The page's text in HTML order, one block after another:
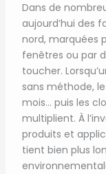
Dans de
aujourd’hui des
nord, marquées
fenêtres ou par
toucher.
sans méthode,
mois… puis les
multiplient. À
produits et
tient bien plus